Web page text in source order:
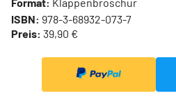
ISBN: 978-3-68932-073-7
Preis: 39,90 €